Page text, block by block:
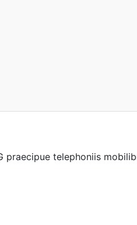
praecipue telephoniis